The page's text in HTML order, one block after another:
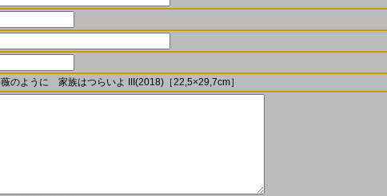
のように 家族はつらいよ III(2018)［22,5×29,7cm］